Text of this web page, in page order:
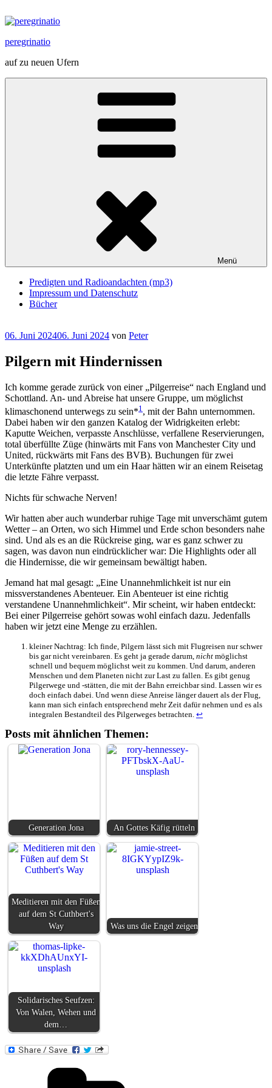
Inhalt
peregrinatio
auf zu neuen Ufern
Menü
Predigten und Radioandachten (mp3)
Impressum und Datenschutz
Bücher
Veröffentlicht
06. Juni 202406. Juni 2024 von Peter
Pilgern mit Hindernissen
Ich komme gerade zurück von einer „Pilgerreise“ nach England und
Schottland. An- und Abreise hat unsere Gruppe, um möglichst
klimaschonend unterwegs zu sein*1 , mit der Bahn unternommen.
Dabei haben wir den ganzen Katalog der Widrigkeiten erlebt:
Kaputte Weichen, verpasste Anschlüsse, verfallene Reservierungen,
total überfüllte Züge (hinwärts mit Fans von Manchester City und
United, rückwärts mit Fans des BVB). Buchungen für zwei
Unterkünfte platzten und um ein Haar hätten wir an einem Reisetag
die letzte Fähre verpasst.
Nichts für schwache Nerven!
Wir hatten aber auch wunderbar ruhige Tage mit unverschämt gutem
Wetter – an Orten, wo sich Himmel und Erde schon besonders nahe
sind. Und als es an die Rückreise ging, war es ganz schwer zu
sagen, was davon nun eindrücklicher war: Die Highlights oder all
die Hindernisse, die wir gemeinsam bewältigt haben.
Jemand hat mal gesagt: „Eine Unannehmlichkeit ist nur ein
missverstandenes Abenteuer. Ein Abenteuer ist eine richtig
verstandene Unannehmlichkeit“. Mir scheint, wir haben entdeckt:
Bei einer Pilgerreise gehört sowas wohl einfach dazu. Jedenfalls
haben wir jetzt eine Menge zu erzählen.
kleiner Nachtrag: Ich finde, Pilgern lässt sich mit Flugreisen nur schwer
bis gar nicht vereinbaren. Es geht ja gerade darum, nicht möglichst
schnell und bequem möglichst weit zu kommen. Und darum, anderen
Menschen und dem Planeten nicht zur Last zu fallen. Es gibt genug
Pilgerwege und -stätten, die mit der Bahn erreichbar sind. Lassen wir es
doch einfach dabei. Und wenn diese Anreise länger dauert als der Flug,
kann man sich einfach entsprechend mehr Zeit dafür nehmen und es als
integralen Bestandteil des Pilgerweges betrachten. ↩︎
Posts mit ähnlichen Themen:
Generation Jona An Gottes Käfig rütteln
Meditieren mit den Füßen
auf dem St Cuthbert's
Way
Was uns die Engel zeigen
Solidarisches Seufzen:
Von Walen, Wehen und
dem…